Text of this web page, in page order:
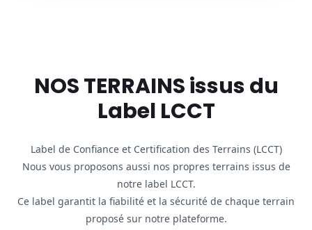
NOS TERRAINS issus du
Label LCCT
Label de Confiance et Certification des Terrains (LCCT)
Nous vous proposons aussi nos propres terrains issus de
notre label LCCT.
Ce label garantit la fiabilité et la sécurité de chaque terrain
proposé sur notre plateforme.